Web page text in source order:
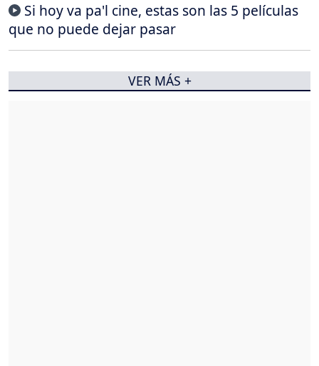
Si hoy va pa'l cine, estas son las 5 películas
que no puede dejar pasar
VER MÁS +